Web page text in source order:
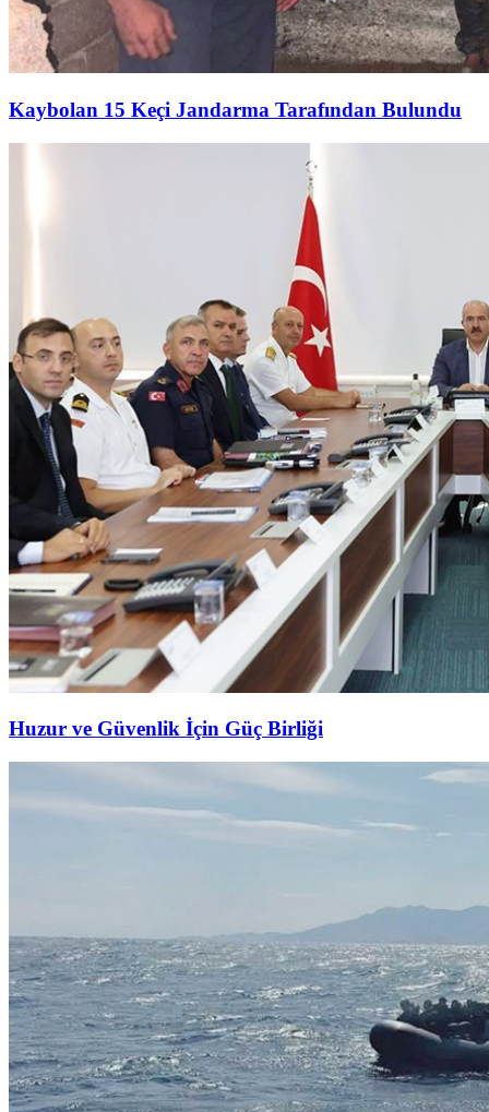
Kaybolan 15 Keçi Jandarma Tarafından Bulundu
Huzur ve Güvenlik İçin Güç Birliği